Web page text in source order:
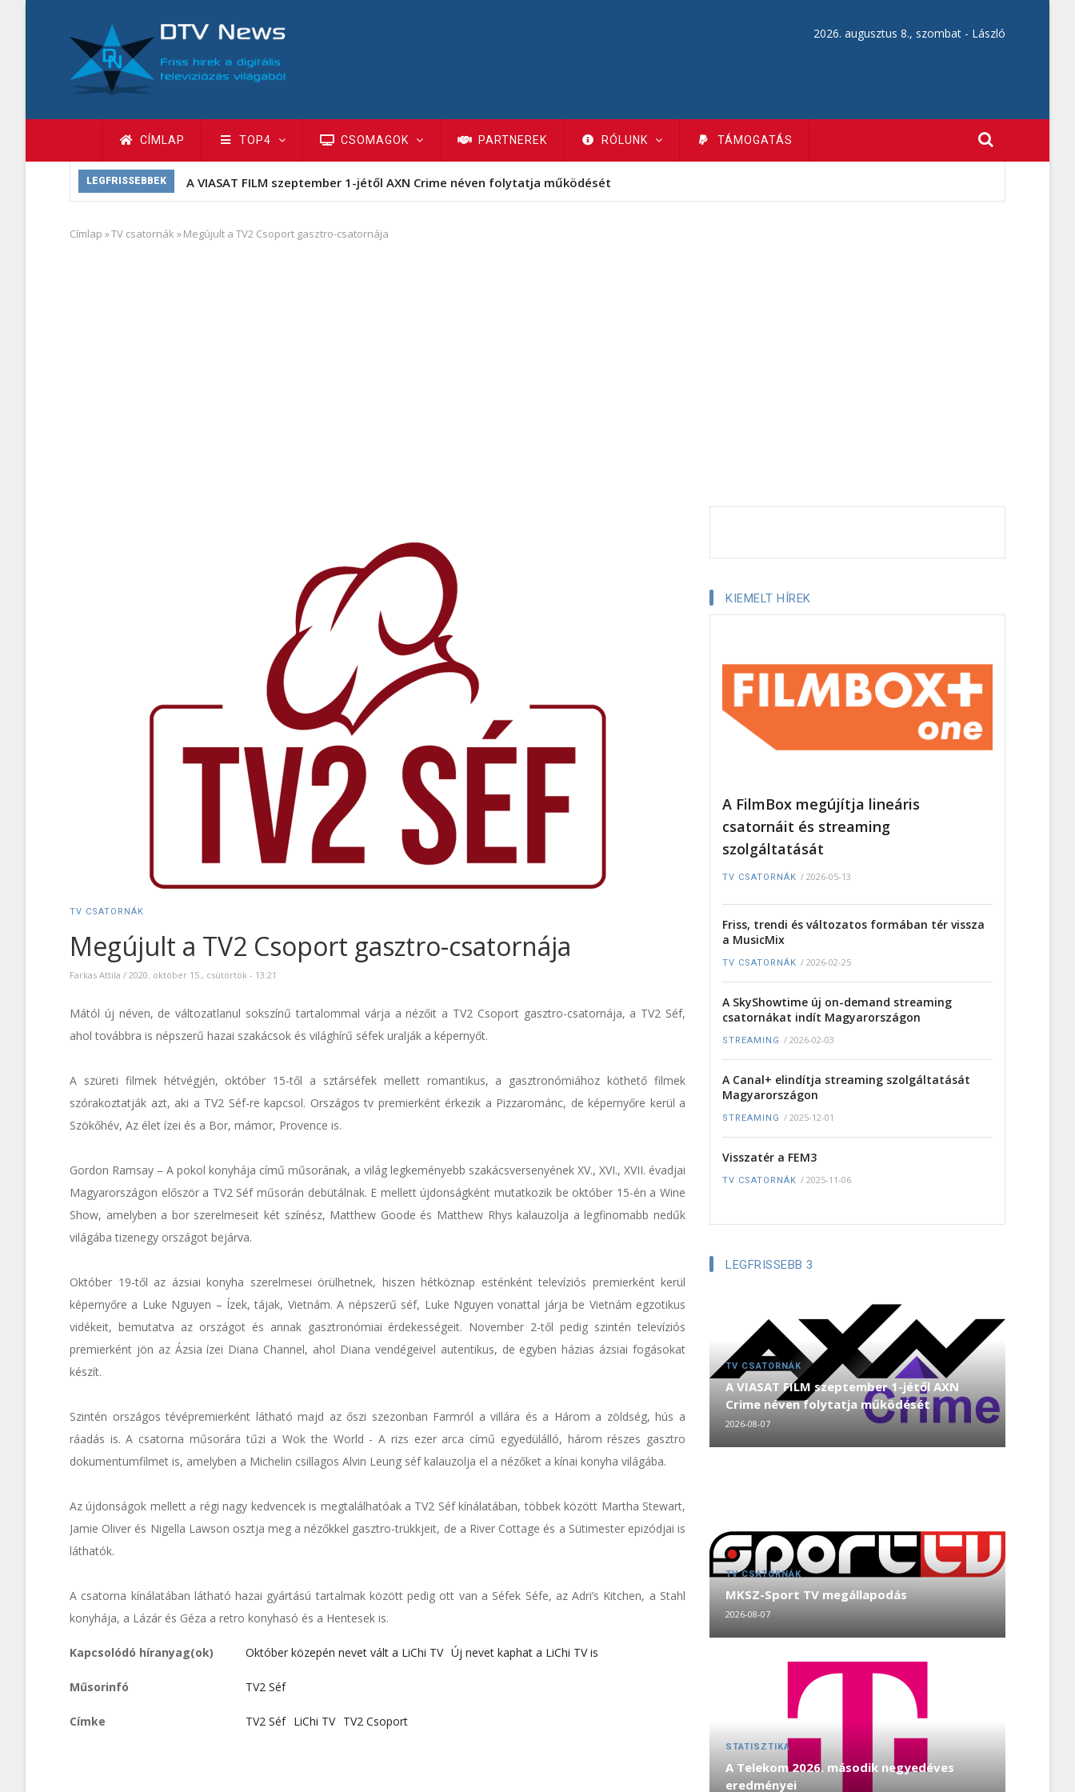
tartalomra
2026. augusztus 8., szombat - László
Fő
navigáció
CÍMLAP TOP4 CSOMAGOK PARTNEREK RÓLUNK TÁMOGATÁS
LEGFRISSEBBEK A VIASAT FILM szeptember 1-jétől AXN Crime néven folytatja működését
Morzsa
Címlap »TV csatornák »Megújult a TV2 Csoport gasztro-csatornája
TV CSATORNÁK
Megújult a TV2 Csoport gasztro-csatornája
Farkas Attila / 2020. október 15., csütörtök - 13:21
Mától új néven, de változatlanul sokszínű tartalommal várja a nézőit a TV2 Csoport gasztro-csatornája, a TV2 Séf,
ahol továbbra is népszerű hazai szakácsok és világhírű séfek uralják a képernyőt.
A szüreti filmek hétvégjén, október 15-től a sztárséfek mellett romantikus, a gasztronómiához köthető filmek
szórakoztatják azt, aki a TV2 Séf-re kapcsol. Országos tv premierként érkezik a Pizzarománc, de képernyőre kerül a
Szökőhév, Az élet ízei és a Bor, mámor, Provence is.
Gordon Ramsay – A pokol konyhája című műsorának, a világ legkeményebb szakácsversenyének XV., XVI., XVII. évadjai
Magyarországon először a TV2 Séf műsorán debütálnak. E mellett újdonságként mutatkozik be október 15-én a Wine
Show, amelyben a bor szerelmeseit két színész, Matthew Goode és Matthew Rhys kalauzolja a legfinomabb nedűk
világába tizenegy országot bejárva.
Október 19-től az ázsiai konyha szerelmesei örülhetnek, hiszen hétköznap esténként televíziós premierként kerül
képernyőre a Luke Nguyen – Ízek, tájak, Vietnám. A népszerű séf, Luke Nguyen vonattal járja be Vietnám egzotikus
vidékeit, bemutatva az országot és annak gasztronómiai érdekességeit. November 2-től pedig szintén televíziós
premierként jön az Ázsia ízei Diana Channel, ahol Diana vendégeivel autentikus, de egyben házias ázsiai fogásokat
készít.
Szintén országos tévépremierként látható majd az őszi szezonban Farmról a villára és a Három a zöldség, hús a
ráadás is. A csatorna műsorára tűzi a Wok the World - A rizs ezer arca című egyedülálló, három részes gasztro
dokumentumfilmet is, amelyben a Michelin csillagos Alvin Leung séf kalauzolja el a nézőket a kínai konyha világába.
Az újdonságok mellett a régi nagy kedvencek is megtalálhatóak a TV2 Séf kínálatában, többek között Martha Stewart,
Jamie Oliver és Nigella Lawson osztja meg a nézőkkel gasztro-trükkjeit, de a River Cottage és a Sütimester epizódjai is
láthatók.
A csatorna kínálatában látható hazai gyártású tartalmak között pedig ott van a Séfek Séfe, az Adri’s Kitchen, a Stahl
konyhája, a Lázár és Géza a retro konyhasó és a Hentesek is.
Kapcsolódó híranyag(ok) Október közepén nevet vált a LiChi TV Új nevet kaphat a LiChi TV is
Műsorinfó TV2 Séf
Címke TV2 Séf LiChi TV TV2 Csoport
KIEMELT HÍREK
A FilmBox megújítja lineáris
csatornáit és streaming
szolgáltatását
TV CSATORNÁK / 2026-05-13
Friss, trendi és változatos formában tér vissza
a MusicMix
TV CSATORNÁK / 2026-02-25
A SkyShowtime új on-demand streaming
csatornákat indít Magyarországon
STREAMING / 2026-02-03
A Canal+ elindítja streaming szolgáltatását
Magyarországon
STREAMING / 2025-12-01
Visszatér a FEM3
TV CSATORNÁK / 2025-11-06
LEGFRISSEBB 3
TV CSATORNÁK
A VIASAT FILM szeptember 1-jétől AXN
Crime néven folytatja működését
2026-08-07
TV CSATORNÁK
MKSZ-Sport TV megállapodás
2026-08-07
STATISZTIKA
A Telekom 2026. második negyedéves
eredményei